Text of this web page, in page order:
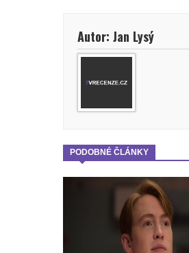
Autor: Jan Lysý
PODOBNÉ ČLÁNKY